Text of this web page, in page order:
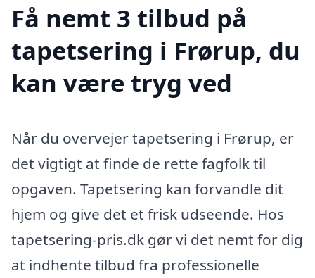
Få nemt 3 tilbud på
tapetsering i Frørup, du
kan være tryg ved
Når du overvejer tapetsering i Frørup, er
det vigtigt at finde de rette fagfolk til
opgaven. Tapetsering kan forvandle dit
hjem og give det et frisk udseende. Hos
tapetsering-pris.dk gør vi det nemt for dig
at indhente tilbud fra professionelle